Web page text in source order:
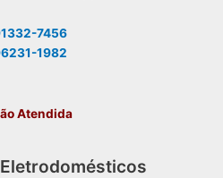
7456
1982
Atendida